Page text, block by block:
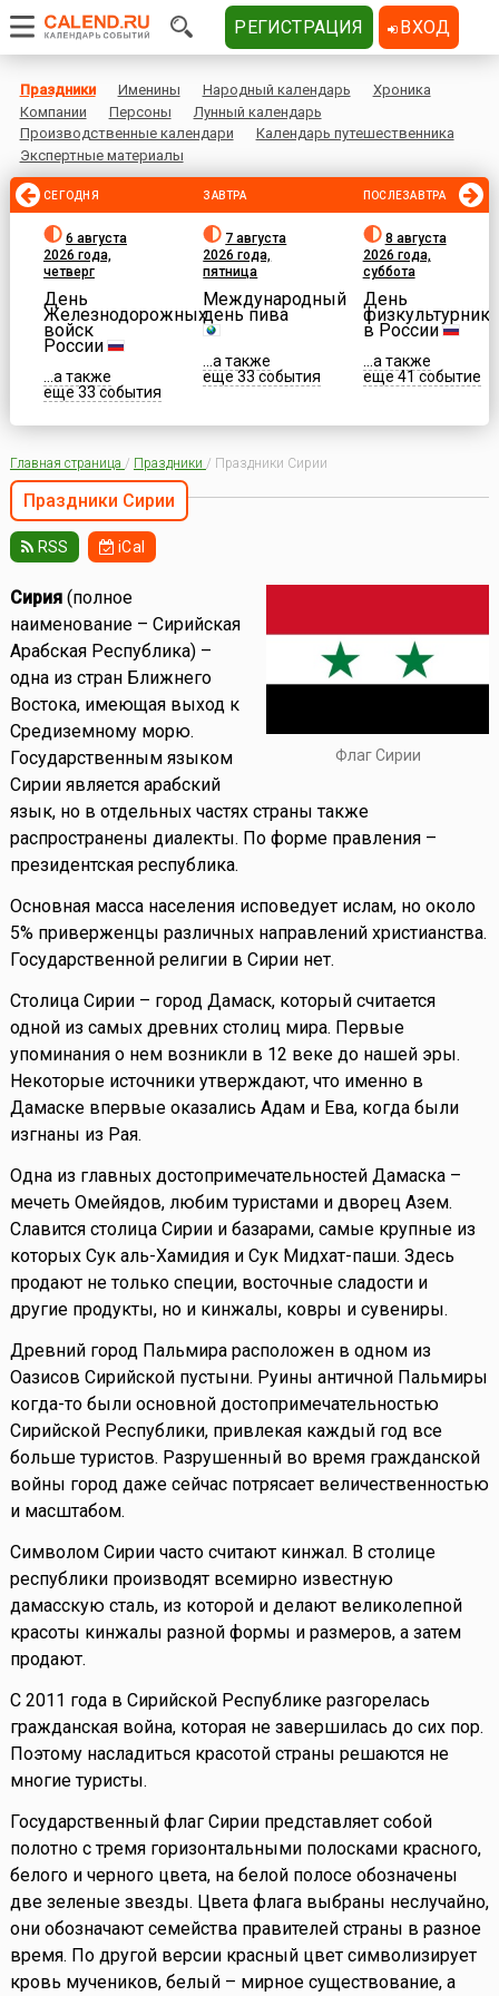
Праздники Именины Народный календарь
Хроника
Компании
Персоны
Лунный календарь
Производственные календари
Календарь путешественника
Экспертные материалы
СЕГОДНЯ
6 августа
2026 года,
четверг
День
Железнодорожных
войск
России
...а также
еще 33 события
ЗАВТРА
7 августа
2026 года,
пятница
Международный
день пива
...а также
еще 33 события
ПОСЛЕЗАВТРА
8 августа
2026 года,
суббота
День
физкультурника
в России
...а также
еще 41 событие
Главная страница / Праздники / Праздники Сирии
Праздники Сирии
RSS iCal
Флаг Сирии
Сирия(полное
наименование – Сирийская
Арабская Республика) –
одна из стран Ближнего
Востока, имеющая выход к
Средиземному морю.
Государственным языком
Сирии является арабский
язык, но в отдельных частях страны также
распространены диалекты. По форме правления –
президентская республика.
Основная масса населения исповедует ислам, но около
5% приверженцы различных направлений христианства.
Государственной религии в Сирии нет.
Столица Сирии – город Дамаск, который считается
одной из самых древних столиц мира. Первые
упоминания о нем возникли в 12 веке до нашей эры.
Некоторые источники утверждают, что именно в
Дамаске впервые оказались Адам и Ева, когда были
изгнаны из Рая.
Одна из главных достопримечательностей Дамаска –
мечеть Омейядов, любим туристами и дворец Азем.
Славится столица Сирии и базарами, самые крупные из
которых Сук аль-Хамидия и Сук Мидхат-паши. Здесь
продают не только специи, восточные сладости и
другие продукты, но и кинжалы, ковры и сувениры.
Древний город Пальмира расположен в одном из
Оазисов Сирийской пустыни. Руины античной Пальмиры
когда-то были основной достопримечательностью
Сирийской Республики, привлекая каждый год все
больше туристов. Разрушенный во время гражданской
войны город даже сейчас потрясает величественностью
и масштабом.
Символом Сирии часто считают кинжал. В столице
республики производят всемирно известную
дамасскую сталь, из которой и делают великолепной
красоты кинжалы разной формы и размеров, а затем
продают.
С 2011 года в Сирийской Республике разгорелась
гражданская война, которая не завершилась до сих пор.
Поэтому насладиться красотой страны решаются не
многие туристы.
Государственный флаг Сирии представляет собой
полотно с тремя горизонтальными полосками красного,
белого и черного цвета, на белой полосе обозначены
две зеленые звезды. Цвета флага выбраны неслучайно,
они обозначают семейства правителей страны в разное
время. По другой версии красный цвет символизирует
кровь мучеников, белый – мирное существование, а
РЕГИСТРАЦИЯ ВХОД